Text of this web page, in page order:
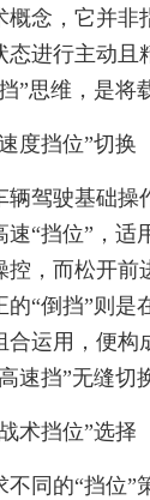
概念，它并非
态进行主动
”思维，是将
度挡位”切换
辆驾驶基础操
“挡位”，适
控，而松开前
“倒挡”则是
合运用，便构
速挡”无缝切
术挡位”选择
不同的“挡位”